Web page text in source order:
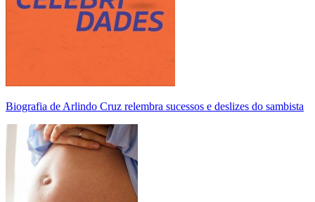
Biografia de Arlindo Cruz relembra sucessos e deslizes do sambista